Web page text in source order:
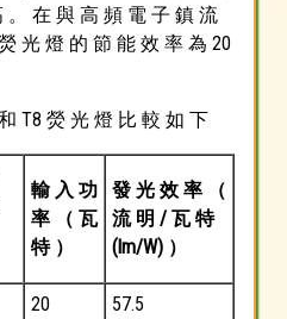
。 在 與 高 頻 電 子 鎮 流
光 燈 的 節 能 效 率 為 20
T8 熒 光 燈 比 較 如 下
輸 入 功
率 （ 瓦
特 ）
發 光 效 率 （
流 明 / 瓦 特
(lm/W) ）
20 57.5